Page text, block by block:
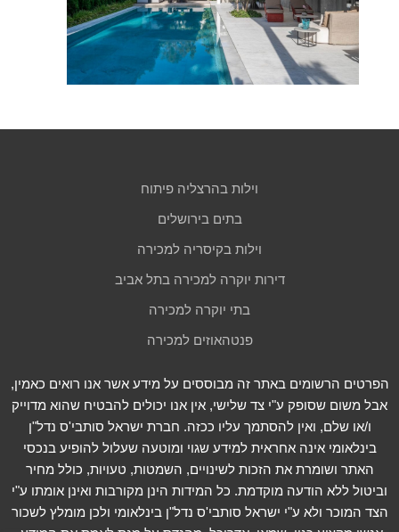
וילות בהרצליה פיתוח
בתים בירושלים
וילות בקיסריה למכירה
דירות יוקרה למכירה בתל אביב
בתי יוקרה למכירה
פנטהאוזים למכירה
הפרטים הרשומים באתר זה מבוססים על מידע אשר אנו רואים כאמין,
אבל משום שסופק ע"י צד שלישי, אין אנו יכולים להבטיח שהוא מדוייק
ו/או שלם, ואין להסתמך עליו ככזה. חברת ישראל סותבי'ס נדל"ן
בינלאומי אינה אחראית למידע שגוי ומוטעה שעלול להופיע בנכסי
האתר ושומרת את הזכות לשינויים, השמטות, טעויות, כולל מחיר
וביטול ללא הודעה מוקדמת. כל המידות הינן מקורבות ואינן אומתו ע"י
הצד המוכר ולא ע"י ישראל סותבי'ס נדל"ן בינלאומי ולכן מומלץ לשכור